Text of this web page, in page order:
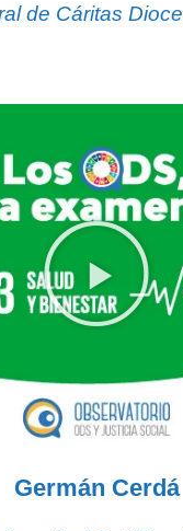
de Cáritas
Germán Cerdá